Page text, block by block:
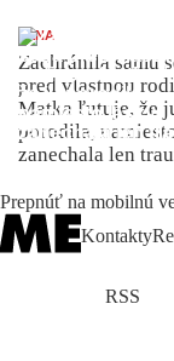
ŽENA
Zachránila samu
pred vlastnou
Matka ľutuje, že
porodila,
zanechala len
Prepnúť na mobilnú
Kontakty
RSS